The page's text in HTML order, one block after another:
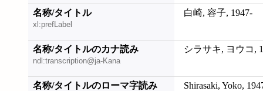
名称/タイトル
xl:prefLabel
白崎, 容子, 1947-
名称/タイトルのカナ読み
ndl:transcription@ja-Kana
シラサキ, ヨウコ,
名称/タイトルのローマ字読み Shirasaki, Yoko,